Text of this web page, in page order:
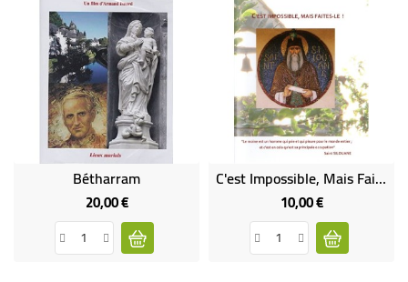
Bétharram
20,00 €Prix
C'est Impossible, Mais Faites-Le ! Le Monastère Saint-Silouane (DVD Occasion)
10,00 €Prix